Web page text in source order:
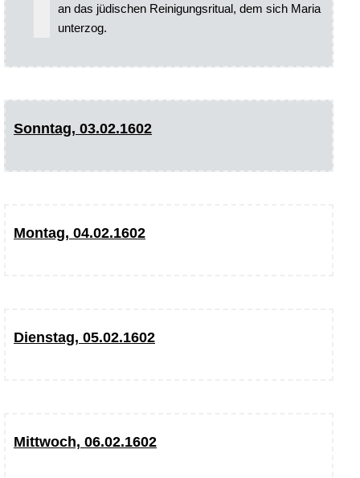
an das jüdischen Reinigungsritual, dem sich Maria
unterzog.
Sonntag, 03.02.1602
Montag, 04.02.1602
Dienstag, 05.02.1602
Mittwoch, 06.02.1602